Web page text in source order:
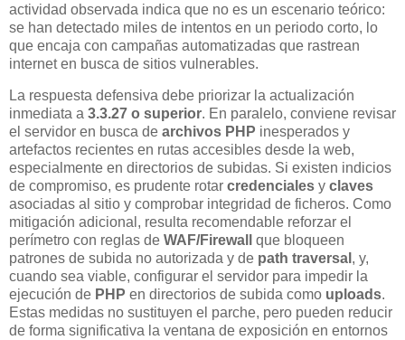
actividad observada indica que no es un escenario teórico:
se han detectado miles de intentos en un periodo corto, lo
que encaja con campañas automatizadas que rastrean
internet en busca de sitios vulnerables.
La respuesta defensiva debe priorizar la actualización
inmediata a 3.3.27 o superior. En paralelo, conviene revisar
el servidor en busca de archivos PHP inesperados y
artefactos recientes en rutas accesibles desde la web,
especialmente en directorios de subidas. Si existen indicios
de compromiso, es prudente rotar credenciales y claves
asociadas al sitio y comprobar integridad de ficheros. Como
mitigación adicional, resulta recomendable reforzar el
perímetro con reglas de WAF/Firewall
que bloqueen
patrones de subida no autorizada y de path traversal , y,
cuando sea viable, configurar el servidor para impedir la
ejecución de PHP en directorios de subida como uploads.
Estas medidas no sustituyen el parche, pero pueden reducir
de forma significativa la ventana de exposición en entornos